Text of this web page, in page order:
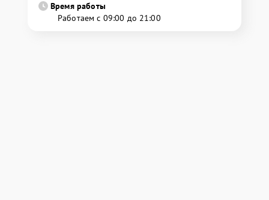
Время работы
Работаем с 09:00 до 21:00